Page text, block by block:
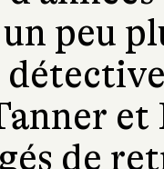
peu
de